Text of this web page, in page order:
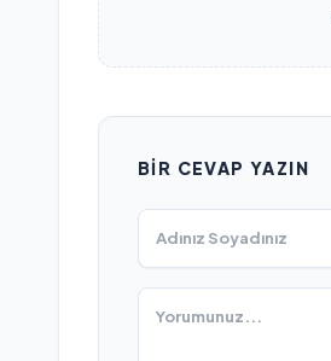
BIR CEVAP YAZIN